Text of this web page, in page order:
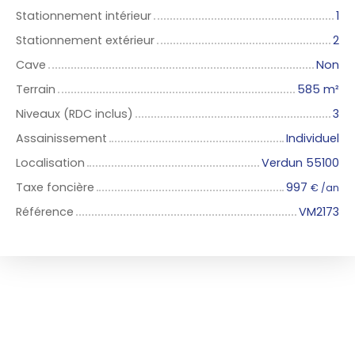
Stationnement intérieur
1
Stationnement extérieur
2
Cave
Non
Terrain
585 m²
Niveaux (RDC inclus)
3
Assainissement
Individuel
Localisation
Verdun 55100
Taxe foncière
997 € /an
Référence VM2173